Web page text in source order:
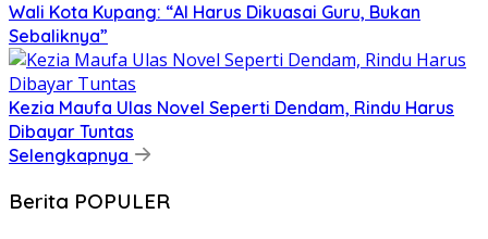
Wali Kota Kupang: “AI Harus Dikuasai Guru, Bukan
Sebaliknya”
Kezia Maufa Ulas Novel Seperti Dendam, Rindu Harus
Dibayar Tuntas
Selengkapnya
Berita POPULER